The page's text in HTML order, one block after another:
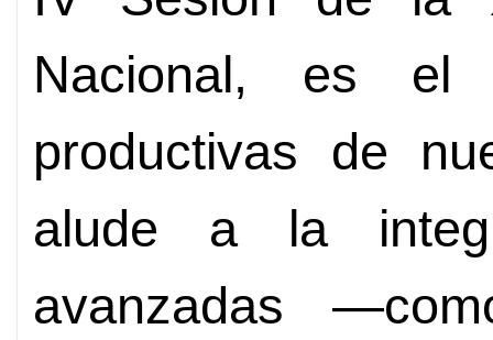
Nacional, es el
productivas de
alude a la
avanzadas